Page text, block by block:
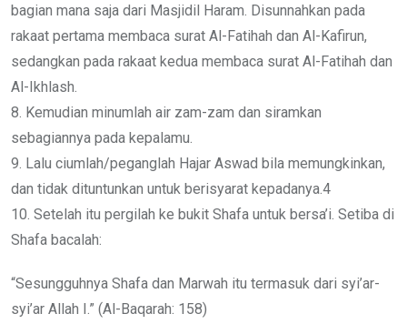
bagian mana saja dari Masjidil Haram. Disunnahkan pada
rakaat pertama membaca surat Al-Fatihah dan Al-Kafirun,
sedangkan pada rakaat kedua membaca surat Al-Fatihah dan
Al-Ikhlash.
8. Kemudian minumlah air zam-zam dan siramkan
sebagiannya pada kepalamu.
9. Lalu ciumlah/peganglah Hajar Aswad bila memungkinkan,
dan tidak dituntunkan untuk berisyarat kepadanya.4
10. Setelah itu pergilah ke bukit Shafa untuk bersa’i. Setiba di
Shafa bacalah:
“Sesungguhnya Shafa dan Marwah itu termasuk dari syi’ar-
syi’ar Allah I.” (Al-Baqarah: 158)